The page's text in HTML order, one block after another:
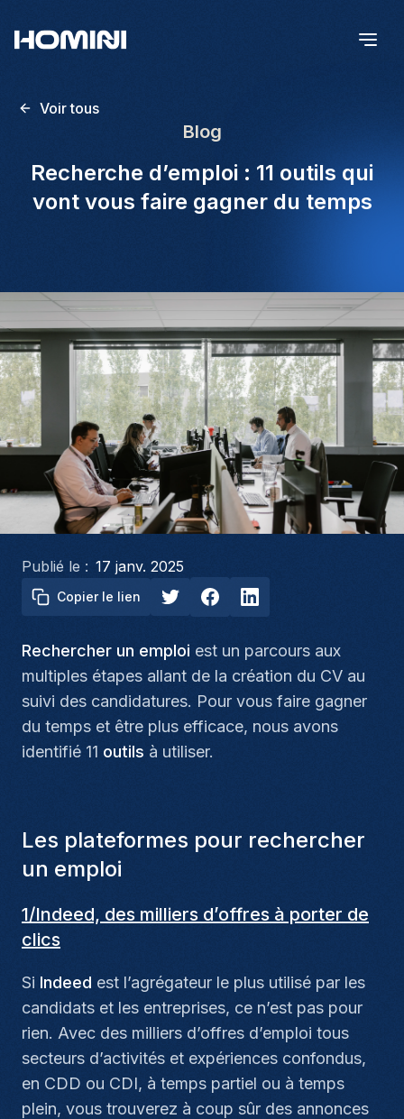
Voir tous
Blog
Recherche d’emploi : 11 outils qui
vont vous faire gagner du temps
Publié le : 17 janv. 2025
Copier le lien
Rechercher un emploi est un parcours aux
multiples étapes allant de la création du CV au
suivi des candidatures. Pour vous faire gagner
du temps et être plus efficace, nous avons
identifié 11 outils à utiliser.
Les plateformes pour rechercher
un emploi
1/Indeed, des milliers d’offres à porter de
clics
Si Indeed est l’agrégateur le plus utilisé par les
candidats et les entreprises, ce n’est pas pour
rien. Avec des milliers d’offres d’emploi tous
secteurs d’activités et expériences confondus,
en CDD ou CDI, à temps partiel ou à temps
plein, vous trouverez à coup sûr des annonces